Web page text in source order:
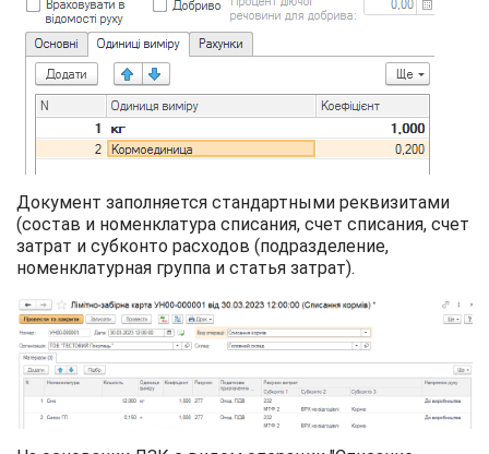
Документ заполняется стандартными реквизитами
(состав и номенклатура списания, счет списания, счет
затрат и субконто расходов (подразделение,
номенклатурная группа и статья затрат).